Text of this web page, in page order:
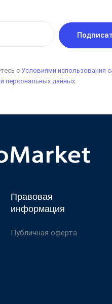
с Условиями использования
персональных данных.
Правовая
информация
Публичная оферта